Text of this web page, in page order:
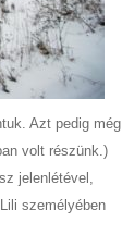
Azt pedig még
volt részünk.)
jelenlétével,
személyében